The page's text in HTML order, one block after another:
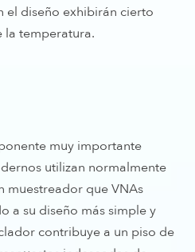
el diseño exhibirán cierto
temperatura.
muy importante
utilizan normalmente
muestreador que VNAs
a su diseño más simple y
contribuye a un piso de